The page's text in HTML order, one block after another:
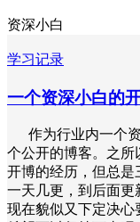
资深小白
学习记录
一个资深小白的
作为行业内一个资
个公开的博客。之所
开博的经历，但总是
一天几更，到后面更
现在貌似又下定决心